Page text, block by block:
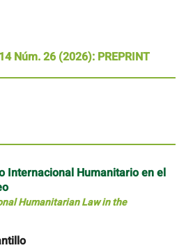
Núm. 26 (2026): PREPRINT
Internacional Humanitario en el
Humanitarian Law in the